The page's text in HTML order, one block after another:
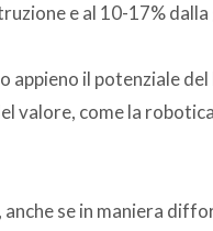
e al 10-17%
il potenziale
valore, come la
se in maniera